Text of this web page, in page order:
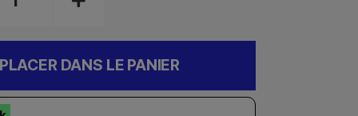
DANS LE PANIER